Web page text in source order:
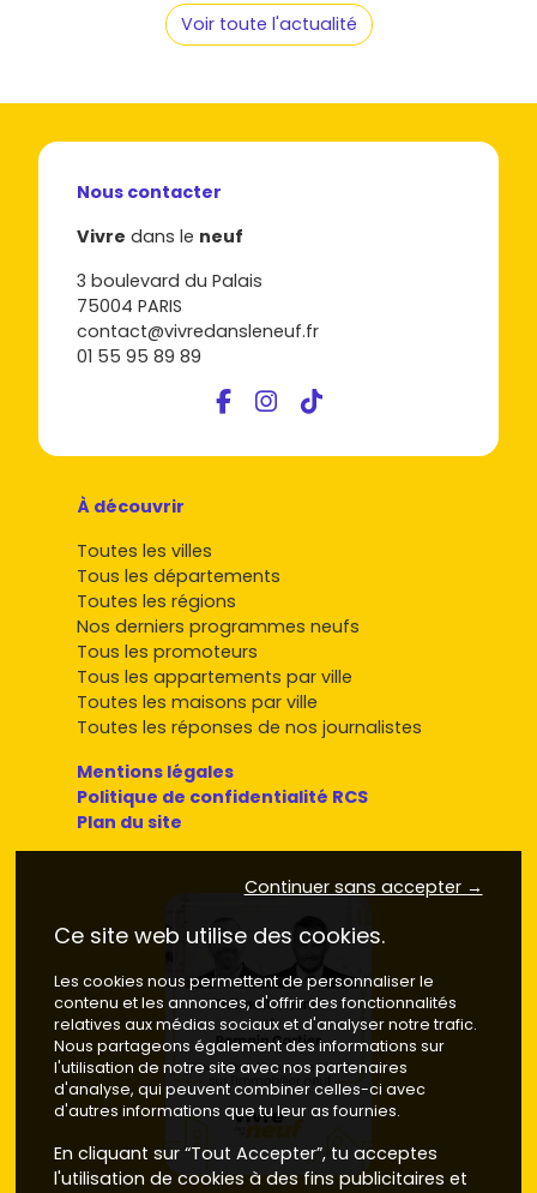
Voir toute l'actualité
Nous contacter
Vivre dans le neuf
3 boulevard du Palais
75004 PARIS
contact@vivredansleneuf.fr
01 55 95 89 89
À découvrir
Toutes les villes
Tous les départements
Toutes les régions
Nos derniers programmes neufs
Tous les promoteurs
Tous les appartements par ville
Toutes les maisons par ville
Toutes les réponses de nos journalistes
Mentions légales
Politique de confidentialité RCS
Plan du site
Continuer sans accepter →
Ce site web utilise des cookies.
Les cookies nous permettent de personnaliser le
contenu et les annonces, d'offrir des fonctionnalités
relatives aux médias sociaux et d'analyser notre trafic.
Nous partageons également des informations sur
l'utilisation de notre site avec nos partenaires
d'analyse, qui peuvent combiner celles-ci avec
d'autres informations que tu leur as fournies.
En cliquant sur “Tout Accepter”, tu acceptes
l'utilisation de cookies à des fins publicitaires et